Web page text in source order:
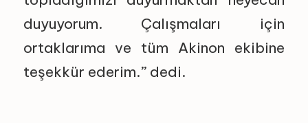
duyuyorum. Çalışmaları için
ortaklarıma ve tüm Akinon ekibine
teşekkür ederim.” dedi.